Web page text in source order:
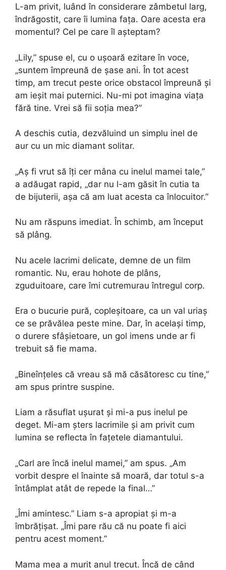
L-am privit, luând în considerare zâmbetul larg,
îndrăgostit, care îi lumina fața. Oare acesta era
momentul? Cel pe care îl așteptam?
„Lily,” spuse el, cu o ușoară ezitare în voce,
„suntem împreună de șase ani. În tot acest
timp, am trecut peste orice obstacol împreună și
am ieșit mai puternici. Nu-mi pot imagina viața
fără tine. Vrei să fii soția mea?”
A deschis cutia, dezvăluind un simplu inel de
aur cu un mic diamant solitar.
„Aș fi vrut să îți cer mâna cu inelul mamei tale,”
a adăugat rapid, „dar nu l-am găsit în cutia ta
de bijuterii, așa că am luat acesta ca înlocuitor.”
Nu am răspuns imediat. În schimb, am început
să plâng.
Nu acele lacrimi delicate, demne de un film
romantic. Nu, erau hohote de plâns,
zguduitoare, care îmi cutremurau întregul corp.
Era o bucurie pură, copleșitoare, ca un val uriaș
ce se prăvălea peste mine. Dar, în același timp,
o durere sfâșietoare, un gol imens unde ar fi
trebuit să fie mama.
„Bineînțeles că vreau să mă căsătoresc cu tine,”
am spus printre suspine.
Liam a răsuflat ușurat și mi-a pus inelul pe
deget. Mi-am șters lacrimile și am privit cum
lumina se reflecta în fațetele diamantului.
„Carl are încă inelul mamei,” am spus. „Am
vorbit despre el înainte să moară, dar totul s-a
întâmplat atât de repede la final…”
„Îmi amintesc.” Liam s-a apropiat și m-a
îmbrățișat. „Îmi pare rău că nu poate fi aici
pentru acest moment.”
Mama mea a murit anul trecut. Încă de când